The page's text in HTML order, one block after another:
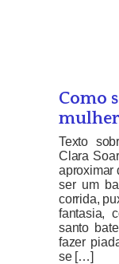
Como
Texto
Clara
aproximar
ser um
corrida,
fantasia,
santo
fazer
se […]